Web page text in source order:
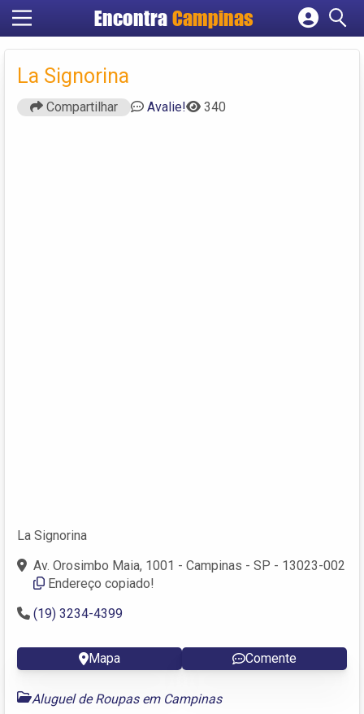
Encontra Campinas
Cadastrar empresa
La Signorina
Compartilhar Avalie! 340
La Signorina
Av. Orosimbo Maia, 1001 - Campinas - SP - 13023-002
Endereço copiado!
(19) 3234-4399
Mapa Comente
Aluguel de Roupas em Campinas